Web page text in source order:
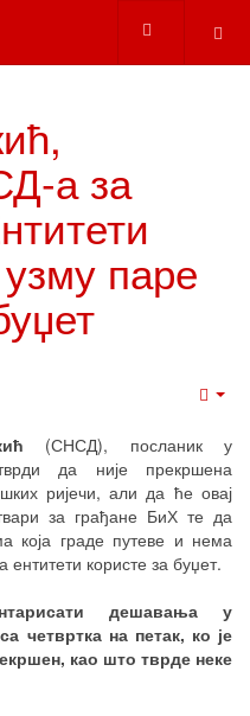
а за
паре
(СНСД), посланик у
да није прекршена
ријечи, али да ће овај
за грађане БиХ те да
која граде путеве и нема
ентитети користе за буџет.
дешавања у
четвртка на петак, ко је
као што тврде неке